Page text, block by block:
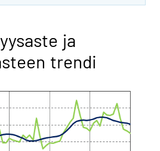
ja
trendi